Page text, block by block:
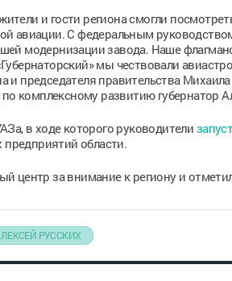
и гости региона смогли
авиации. С федеральным
модернизации завода. Наше
мы чествовали
и председателя правительства
комплексному развитию губернатор
в ходе которого руководители
области.
центр за внимание к региону и
РУССКИХ